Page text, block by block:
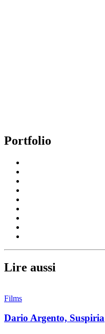
Portfolio
Lire aussi
Films
Dario Argento, Suspiria